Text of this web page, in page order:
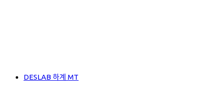
DESLAB 하계 MT